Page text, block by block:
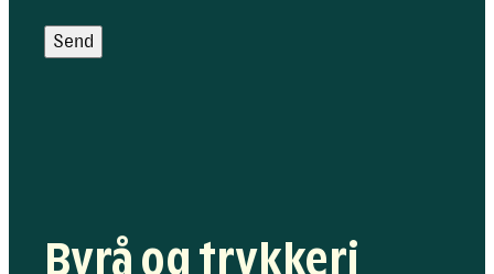
s
e
Send
Byrå og trykkeri